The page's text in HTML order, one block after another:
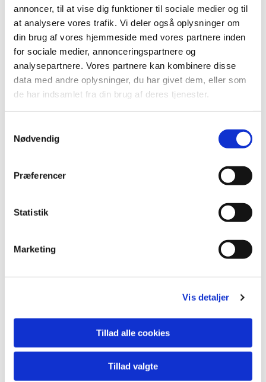
annoncer, til at vise dig funktioner til sociale medier og til
at analysere vores trafik. Vi deler også oplysninger om
din brug af vores hjemmeside med vores partnere inden
for sociale medier, annonceringspartnere og
analysepartnere. Vores partnere kan kombinere disse
data med andre oplysninger, du har givet dem, eller som
de har indsamlet fra din brug af deres tjenester.
Nødvendig
Præferencer
Statistik
Marketing
Vis detaljer
Tillad alle cookies
Tillad valgte
Koncerten er gratis og alle er velkomne.
Du vil måske også kunne